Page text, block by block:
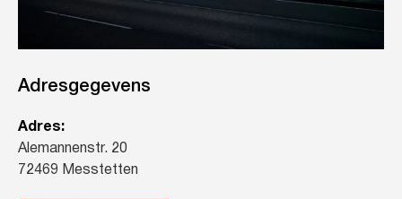
Adresgegevens
Adres:
Alemannenstr. 20
72469 Messtetten